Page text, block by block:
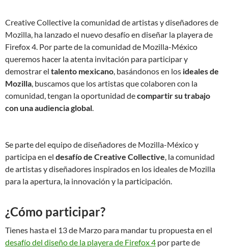
Creative Collective la comunidad de artistas y diseñadores de
Mozilla, ha lanzado el nuevo desafío en diseñar la playera de
Firefox 4. Por parte de la comunidad de Mozilla-México
queremos hacer la atenta invitación para participar y
demostrar el talento mexicano, basándonos en los ideales de
Mozilla, buscamos que los artistas que colaboren con la
comunidad, tengan la oportunidad decompartir su trabajo
con una audiencia global.
Se parte del equipo de diseñadores de Mozilla-México y
participa en el desafío de Creative Collective, la comunidad
de artistas y diseñadores inspirados en los ideales de Mozilla
para la apertura, la innovación y la participación.
¿Cómo participar?
Tienes hasta el 13 de Marzo para mandar tu propuesta en el
desafío del diseño de la playera de Firefox 4 por parte de